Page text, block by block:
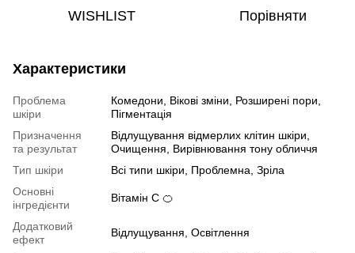
WISHLIST Порівняти
Характеристики
Проблема
шкіри
Комедони, Вікові зміни, Розширені пори,
Пігментація
Призначення
та результат
Відлущування відмерлих клітин шкіри,
Очищення, Вирівнювання тону обличчя
Тип шкіри
Всі типи шкіри, Проблемна, Зріла
Основні
інгредієнти
Вітамін C 🍊
Додатковий
ефект
Відлущування, Освітлення